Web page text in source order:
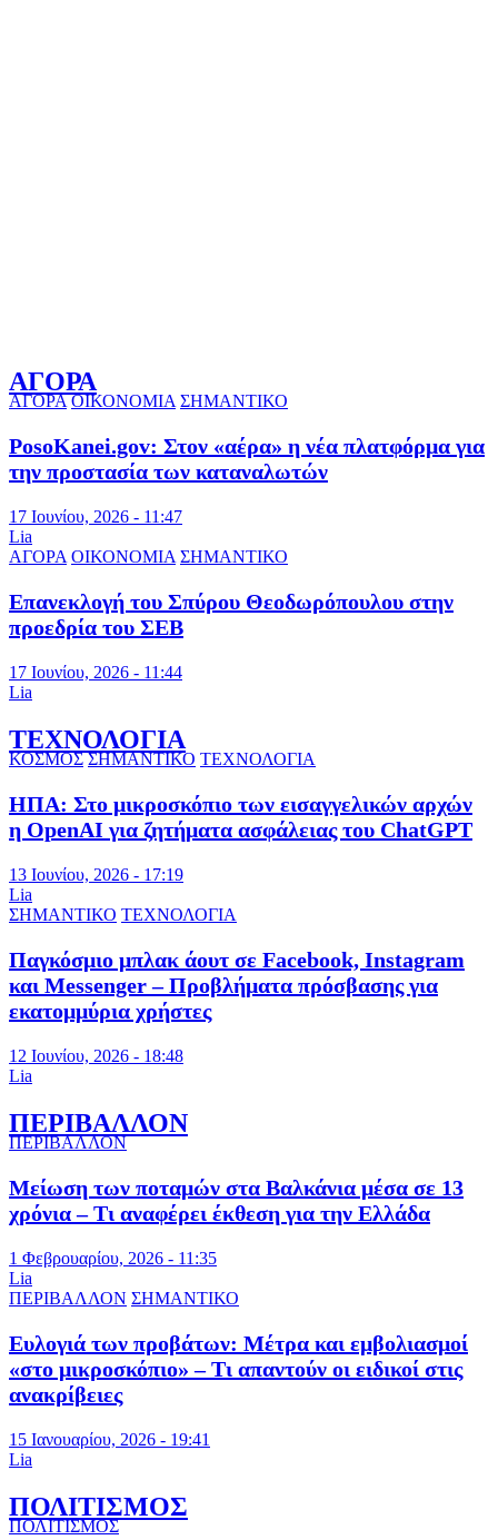
ΑΓΟΡΑ
ΑΓΟΡΑ ΟΙΚΟΝΟΜΙΑ ΣΗΜΑΝΤΙΚΟ
PosoKanei.gov: Στον «αέρα» η νέα πλατφόρμα για
την προστασία των καταναλωτών
17 Ιουνίου, 2026 - 11:47
Lia
ΑΓΟΡΑ ΟΙΚΟΝΟΜΙΑ ΣΗΜΑΝΤΙΚΟ
Επανεκλογή του Σπύρου Θεοδωρόπουλου στην
προεδρία του ΣΕΒ
17 Ιουνίου, 2026 - 11:44
Lia
ΤΕΧΝΟΛΟΓΙΑ
ΚΟΣΜΟΣ ΣΗΜΑΝΤΙΚΟ ΤΕΧΝΟΛΟΓΙΑ
ΗΠΑ: Στο μικροσκόπιο των εισαγγελικών αρχών
η OpenAI για ζητήματα ασφάλειας του ChatGPT
13 Ιουνίου, 2026 - 17:19
Lia
ΣΗΜΑΝΤΙΚΟ ΤΕΧΝΟΛΟΓΙΑ
Παγκόσμιο μπλακ άουτ σε Facebook, Instagram
και Messenger – Προβλήματα πρόσβασης για
εκατομμύρια χρήστες
12 Ιουνίου, 2026 - 18:48
Lia
ΠΕΡΙΒΑΛΛΟΝ
ΠΕΡΙΒΑΛΛΟΝ
Μείωση των ποταμών στα Βαλκάνια μέσα σε 13
χρόνια – Τι αναφέρει έκθεση για την Ελλάδα
1 Φεβρουαρίου, 2026 - 11:35
Lia
ΠΕΡΙΒΑΛΛΟΝ ΣΗΜΑΝΤΙΚΟ
Ευλογιά των προβάτων: Μέτρα και εμβολιασμοί
«στο μικροσκόπιο» – Τι απαντούν οι ειδικοί στις
ανακρίβειες
15 Ιανουαρίου, 2026 - 19:41
Lia
ΠΟΛΙΤΙΣΜΟΣ
ΠΟΛΙΤΙΣΜΟΣ